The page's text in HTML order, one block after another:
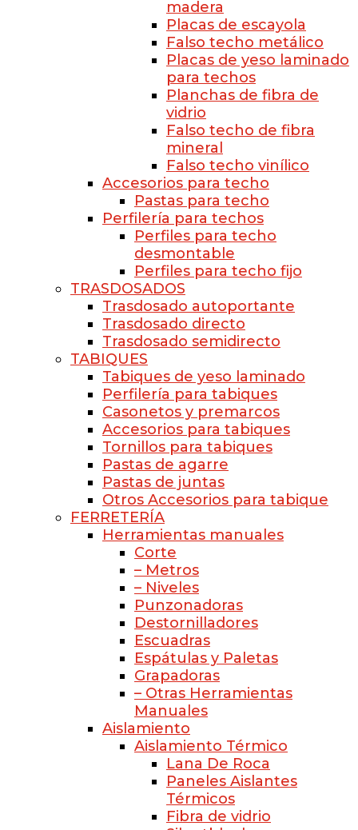
madera
Placas de escayola
Falso techo metálico
Placas de yeso laminado
para techos
Planchas de fibra de
vidrio
Falso techo de fibra
mineral
Falso techo vinílico
Accesorios para techo
Pastas para techo
Perfilería para techos
Perfiles para techo
desmontable
Perfiles para techo fijo
TRASDOSADOS
Trasdosado autoportante
Trasdosado directo
Trasdosado semidirecto
TABIQUES
Tabiques de yeso laminado
Perfilería para tabiques
Casonetos y premarcos
Accesorios para tabiques
Tornillos para tabiques
Pastas de agarre
Pastas de juntas
Otros Accesorios para tabique
FERRETERÍA
Herramientas manuales
Corte
– Metros
– Niveles
Punzonadoras
Destornilladores
Escuadras
Espátulas y Paletas
Grapadoras
– Otras Herramientas
Manuales
Aislamiento
Aislamiento Térmico
Lana De Roca
Paneles Aislantes
Térmicos
Fibra de vidrio